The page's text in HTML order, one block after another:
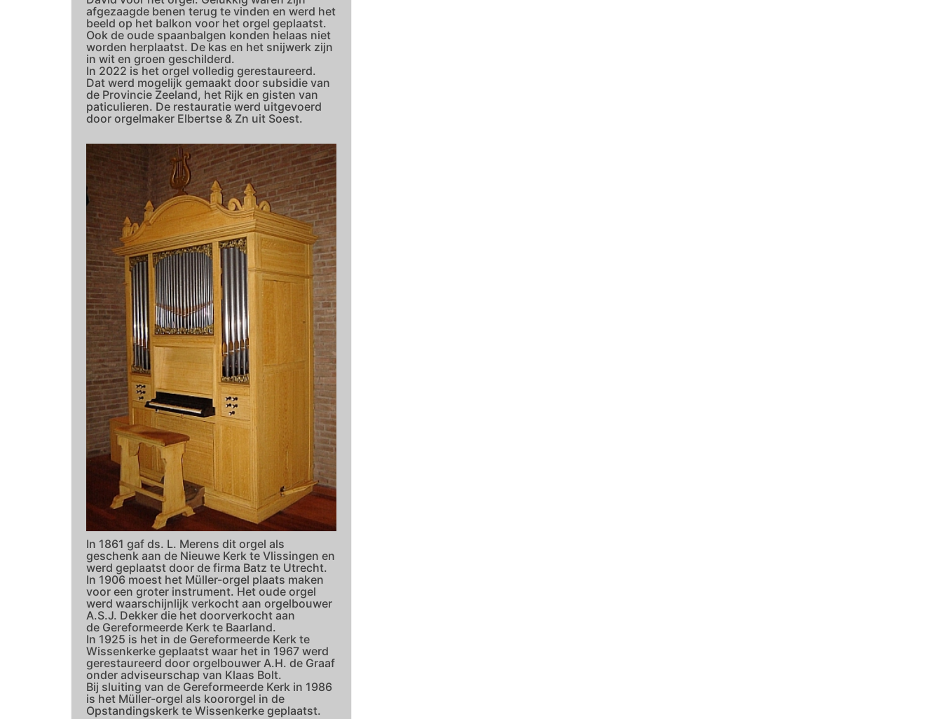
afgezaagde benen terug te vinden en werd het
beeld op het balkon voor het orgel geplaatst.
Ook de oude spaanbalgen konden helaas niet
worden herplaatst. De kas en het snijwerk zijn
in wit en groen geschilderd.
In 2022 is het orgel volledig gerestaureerd.
Dat werd mogelijk gemaakt door subsidie van
de Provincie Zeeland, het Rijk en gisten van
paticulieren. De restauratie werd uitgevoerd
door orgelmaker Elbertse & Zn uit Soest.
In 1861 gaf ds. L. Merens dit orgel als
geschenk aan de Nieuwe Kerk te Vlissingen en
werd geplaatst door de firma Batz te Utrecht.
In 1906 moest het Müller-orgel plaats maken
voor een groter instrument. Het oude orgel
werd waarschijnlijk verkocht aan orgelbouwer
A.S.J. Dekker die het doorverkocht aan
de Gereformeerde Kerk te Baarland.
In 1925 is het in de Gereformeerde Kerk te
Wissenkerke geplaatst waar het in 1967 werd
gerestaureerd door orgelbouwer A.H. de Graaf
onder adviseurschap van Klaas Bolt.
Bij sluiting van de Gereformeerde Kerk in 1986
is het Müller-orgel als koororgel in de
Opstandingskerk te Wissenkerke geplaatst.